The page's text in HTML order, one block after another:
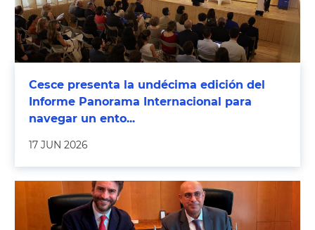
Cesce presenta la undécima edición del
Informe Panorama Internacional para
navegar un ento...
17 JUN 2026